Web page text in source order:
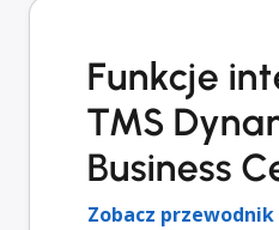
Funkcje
TMS
Business
Zobacz